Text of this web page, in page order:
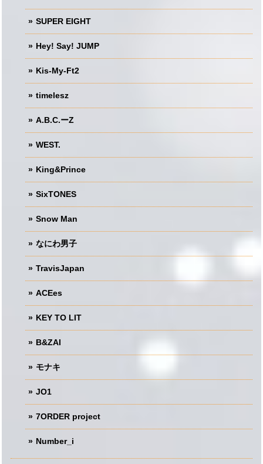
SUPER EIGHT
Hey! Say! JUMP
Kis-My-Ft2
timelesz
A.B.C.ーZ
WEST.
King&Prince
SixTONES
Snow Man
なにわ男子
TravisJapan
ACEes
KEY TO LIT
B&ZAI
モナキ
JO1
7ORDER project
Number_i